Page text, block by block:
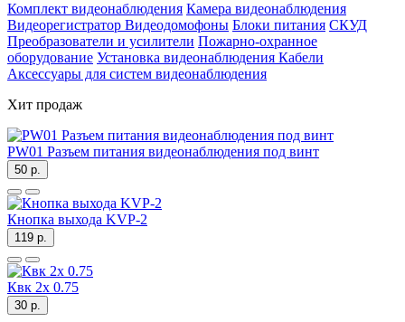
Комплект видеонаблюдения Камера видеонаблюдения
Видеорегистратор Видеодомофоны Блоки питания СКУД
Преобразователи и усилители Пожарно-охранное
оборудование Установка видеонаблюдения Кабели
Аксессуары для систем видеонаблюдения
Хит продаж
PW01 Разъем питания видеонаблюдения под винт
50 р.
Кнопка выхода KVP-2
119 р.
Квк 2х 0.75
30 р.